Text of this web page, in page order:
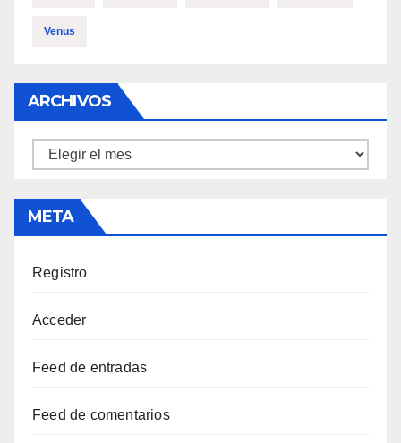
Venus
ARCHIVOS
Archivos
META
Registro
Acceder
Feed de entradas
Feed de comentarios